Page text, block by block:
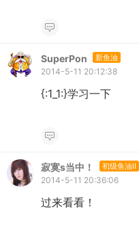
SuperPon 新鱼油
2014-5-11 20:12:38
{:1_1:}学习一下
寂寞s当中！ 初级鱼油II
2014-5-11 20:36:06
过来看看！